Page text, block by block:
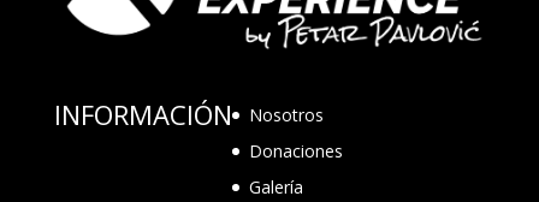
INFORMACIÓN
Nosotros
Donaciones
Galería